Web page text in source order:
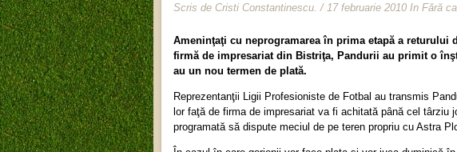
Scris de Cristi Constantinescu. / 17 februarie 2010 In Fără
Ameninţaţi cu neprogramarea în prima etapă a returului
firmă de impresariat din Bistriţa, Pandurii au primit o
au un nou termen de plată.
Reprezentanţii Ligii Profesioniste de Fotbal au transmis
lor faţă de firma de impresariat va fi achitată până cel târziu
programată să dispute meciul de pe teren propriu cu Astra